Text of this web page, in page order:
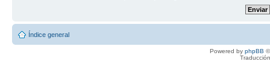
Índice general
Powered by phpBB